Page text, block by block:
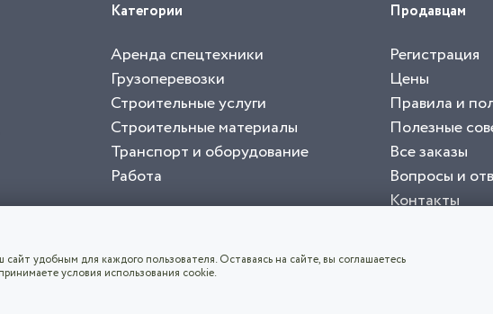
Категории
Аренда спецтехники
Грузоперевозки
Строительные услуги
Строительные материалы
Транспорт и оборудование
Работа
Продавцам
Регистрация
Цены
Правила и
Полезные
Все заказы
Вопросы и
Контакты
означает согласие с
. Все логотипы и торговые
удобным для каждого пользователя. Оставаясь на сайте, вы соглашаетесь
условия использования cookie.
СКАЧАТЬ ПРИЛОЖЕНИЕ